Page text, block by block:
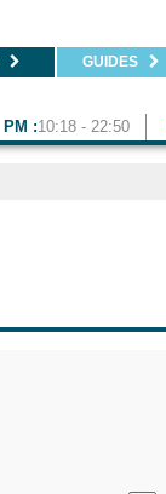
GUIDES
PM :10:18 - 22:50